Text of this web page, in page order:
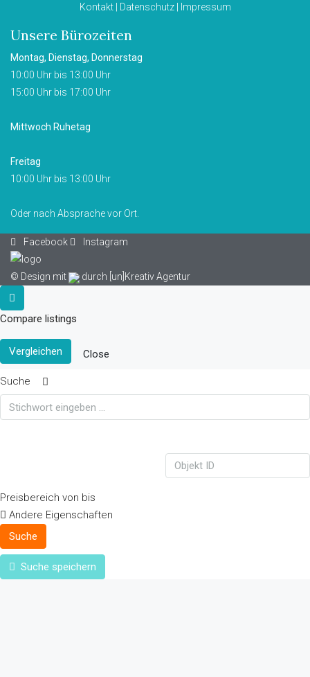
Kontakt| Datenschutz| Impressum
Unsere Bürozeiten
Montag, Dienstag, Donnerstag
10:00 Uhr bis 13:00 Uhr
15:00 Uhr bis 17:00 Uhr
Mittwoch Ruhetag
Freitag
10:00 Uhr bis 13:00 Uhr
Oder nach Absprache vor Ort.
Facebook Instagram
© Design mit durch [un]Kreativ Agentur
Compare listings
Vergleichen Close
Suche
Preisbereich von bis
Andere Eigenschaften
Suche
Suche speichern